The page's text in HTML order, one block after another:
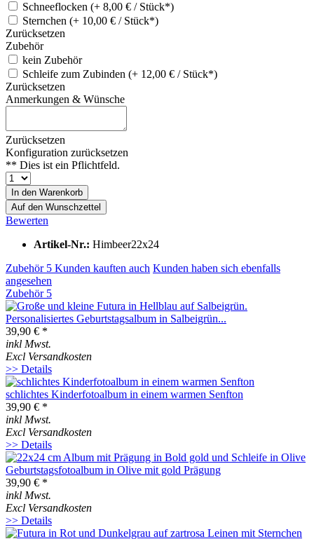
Schneeflocken (+ 8,00 € / Stück*)
Sternchen (+ 10,00 € / Stück*)
Zurücksetzen
Zubehör
kein Zubehör
Schleife zum Zubinden (+ 12,00 € / Stück*)
Zurücksetzen
Anmerkungen & Wünsche
Zurücksetzen
Konfiguration zurücksetzen
** Dies ist ein Pflichtfeld.
In den Warenkorb
Auf den Wunschzettel
Bewerten
Artikel-Nr.: Himbeer22x24
Zubehör 5 Kunden kauften auch Kunden haben sich ebenfalls
angesehen
Zubehör 5
Personalisiertes Geburtstagsalbum in Salbeigrün...
39,90 € *
inkl Mwst.
Excl Versandkosten
>> Details
schlichtes Kinderfotoalbum in einem warmen Senfton
39,90 € *
inkl Mwst.
Excl Versandkosten
>> Details
Geburtstagsfotoalbum in Olive mit gold Prägung
39,90 € *
inkl Mwst.
Excl Versandkosten
>> Details